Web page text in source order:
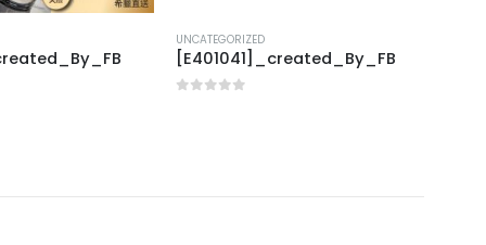
UNCATEGORIZED
[E401041]_created_By_FB